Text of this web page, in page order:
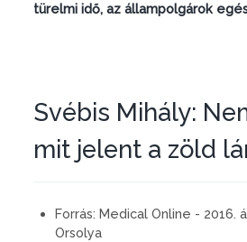
türelmi idő, az állampolgárok
Svébis Mihály:
mit jelent a zöld
Forrás: Medical Online - 2016.
Orsolya